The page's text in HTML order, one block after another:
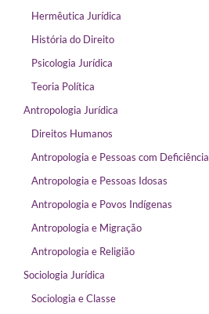
Hermêutica Jurídica
História do Direito
Psicologia Jurídica
Teoria Política
Antropologia Jurídica
Direitos Humanos
Antropologia e Pessoas com Deficiência
Antropologia e Pessoas Idosas
Antropologia e Povos Indígenas
Antropologia e Migração
Antropologia e Religião
Sociologia Jurídica
Sociologia e Classe